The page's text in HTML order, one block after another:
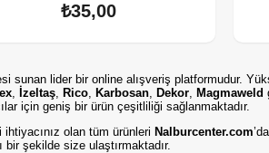
₺35,00
sunan lider bir online alışveriş platformudur.
, İzeltaş, Rico, Karbosan, Dekor, Magmaweld
için geniş bir ürün çeşitliliği sağlanmaktadır.
ihtiyacınız olan tüm ürünleri Nalburcenter.com
şekilde size ulaştırmaktadır.